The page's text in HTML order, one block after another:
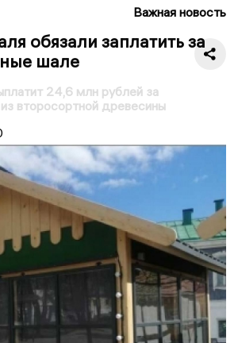
Важная новость
обязали заплатить за
шале
24,6 млн рублей за
второсортной древесины